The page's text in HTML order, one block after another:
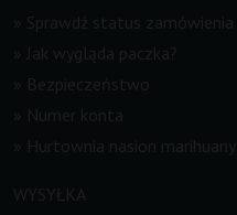
Sprawdź status zamówienia
Jak wygląda paczka?
Bezpieczeństwo
Numer konta
Hurtownia nasion marihuany
WYSYŁKA